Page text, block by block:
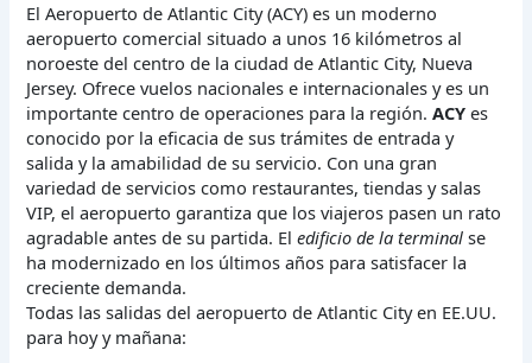
El Aeropuerto de Atlantic City (ACY) es un moderno
aeropuerto comercial situado a unos 16 kilómetros al
noroeste del centro de la ciudad de Atlantic City, Nueva
Jersey. Ofrece vuelos nacionales e internacionales y es un
importante centro de operaciones para la región.ACY es
conocido por la eficacia de sus trámites de entrada y
salida y la amabilidad de su servicio. Con una gran
variedad de servicios como restaurantes, tiendas y salas
VIP, el aeropuerto garantiza que los viajeros pasen un rato
agradable antes de su partida. Eledificio de la terminal se
ha modernizado en los últimos años para satisfacer la
creciente demanda.
Todas las salidas del aeropuerto de Atlantic City en EE.UU.
para hoy y mañana: